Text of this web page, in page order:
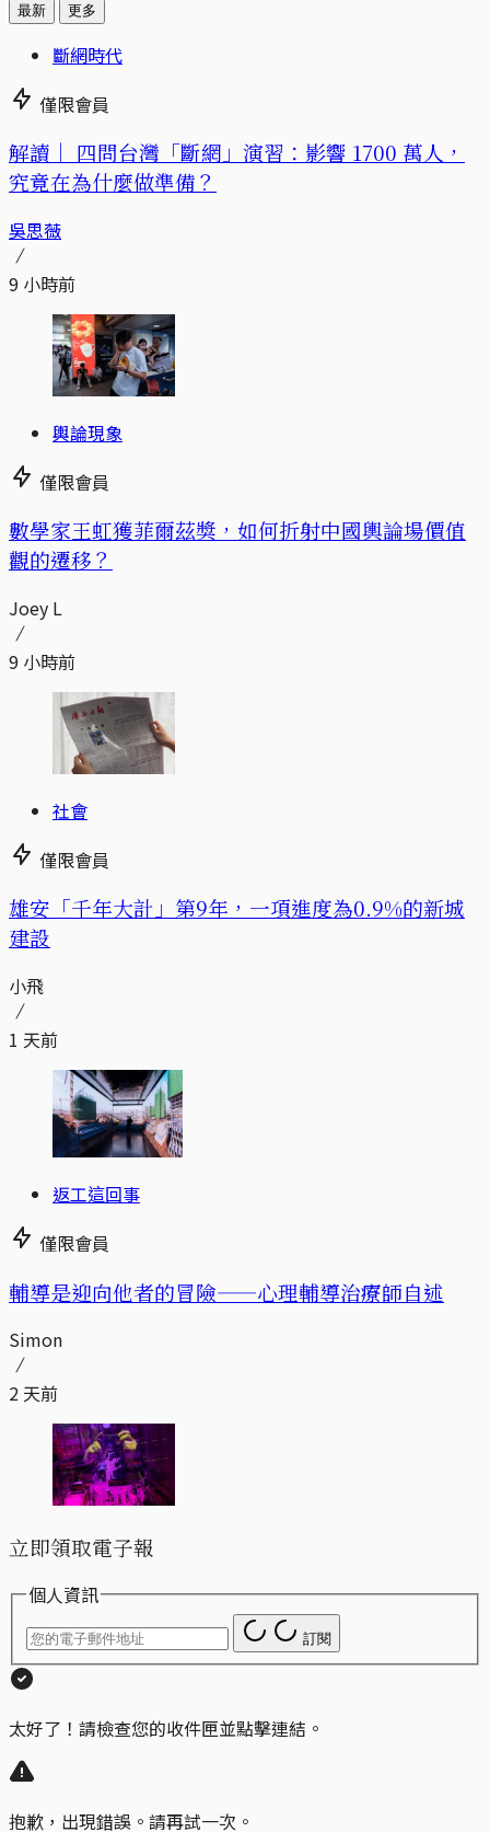
最新 更多
斷網時代
僅限會員
解讀｜ 四問台灣「斷網」演習：影響 1700 萬人，
究竟在為什麼做準備？
吳思薇
9 小時前
輿論現象
僅限會員
數學家王虹獲菲爾茲獎，如何折射中國輿論場價值
觀的遷移？
Joey L
9 小時前
社會
僅限會員
​​雄安「千年大計」第9年，一項進度為0.9%的新城
建設
小飛
1 天前
返工這回事
僅限會員
輔導是迎向他者的冒險——心理輔導治療師自述
Simon
2 天前
立即領取電子報
個人資訊
訂閱
太好了！請檢查您的收件匣並點擊連結。
抱歉，出現錯誤。請再試一次。